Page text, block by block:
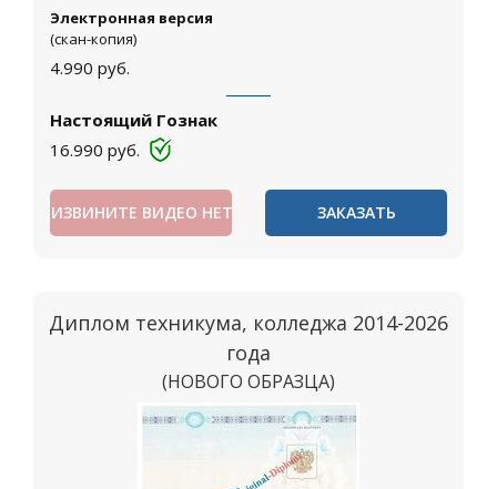
Электронная версия
(скан-копия)
4.990 руб.
Настоящий Гознак
16.990 руб.
ИЗВИНИТЕ ВИДЕО НЕТ ЗАКАЗАТЬ
Диплом техникума, колледжа 2014-2026
года
(НОВОГО ОБРАЗЦА)
Москва